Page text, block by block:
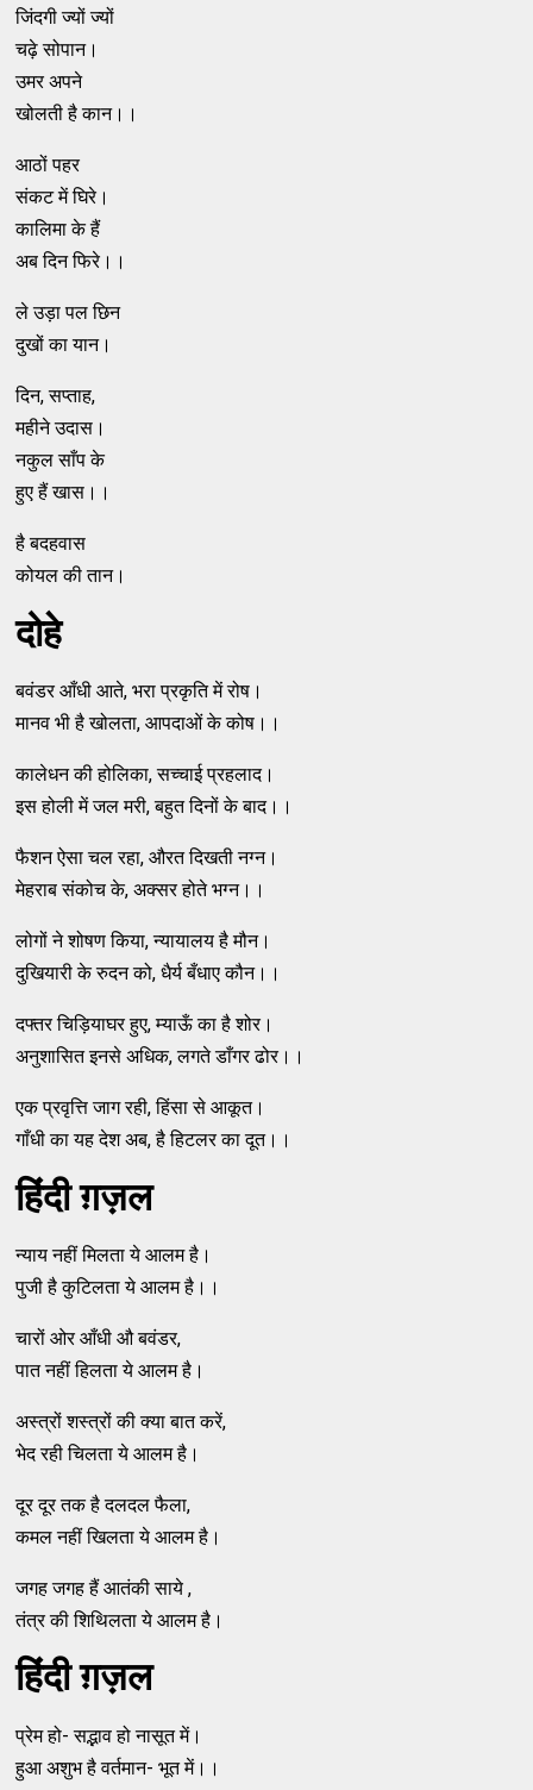
जिंदगी ज्यों ज्यों
चढ़े सोपान।
उमर अपने
खोलती है कान।।
आठों पहर
संकट में घिरे।
कालिमा के हैं
अब दिन फिरे।।
ले उड़ा पल छिन
दुखों का यान।
दिन, सप्ताह,
महीने उदास।
नकुल साँप के
हुए हैं खास।।
है बदहवास
कोयल की तान।
दोहे
बवंडर आँधी आते, भरा प्रकृति में रोष।
मानव भी है खोलता, आपदाओं के कोष।।
कालेधन की होलिका, सच्चाई प्रहलाद।
इस होली में जल मरी, बहुत दिनों के बाद।।
फैशन ऐसा चल रहा, औरत दिखती नग्न।
मेहराब संकोच के, अक्सर होते भग्न।।
लोगों ने शोषण किया, न्यायालय है मौन।
दुखियारी के रुदन को, धैर्य बँधाए कौन।।
दफ्तर चिड़ियाघर हुए, म्याऊँ का है शोर।
अनुशासित इनसे अधिक, लगते डाँगर ढोर।।
एक प्रवृत्ति जाग रही, हिंसा से आकूत।
गाँधी का यह देश अब, है हिटलर का दूत।।
हिंदी ग़ज़ल
न्याय नहीं मिलता ये आलम है।
पुजी है कुटिलता ये आलम है।।
चारों ओर आँधी औ बवंडर,
पात नहीं हिलता ये आलम है।
अस्त्रों शस्त्रों की क्या बात करें,
भेद रही चिलता ये आलम है।
दूर दूर तक है दलदल फैला,
कमल नहीं खिलता ये आलम है।
जगह जगह हैं आतंकी साये ,
तंत्र की शिथिलता ये आलम है।
हिंदी ग़ज़ल
प्रेम हो- सद्भाव हो नासूत में।
हुआ अशुभ है वर्तमान- भूत में।।